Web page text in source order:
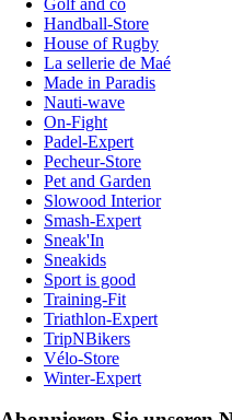
Handball-Store
House of Rugby
La sellerie de Maé
Made in Paradis
Nauti-wave
On-Fight
Padel-Expert
Pecheur-Store
Pet and Garden
Slowood Interior
Smash-Expert
Sneak'In
Sneakids
Sport is good
Training-Fit
Triathlon-Expert
TripNBikers
Vélo-Store
Winter-Expert